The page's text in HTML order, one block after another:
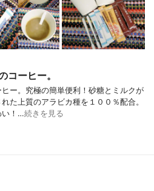
コーヒー。
ー。究極の簡単便利！砂糖とミルクが
た上質のアラビカ種を１００％配合。
い！…続きを見る